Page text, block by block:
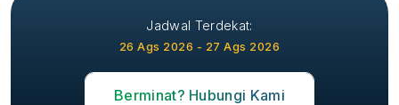
Jadwal Terdekat:
26 Ags 2026 - 27 Ags 2026
Berminat? Hubungi Kami